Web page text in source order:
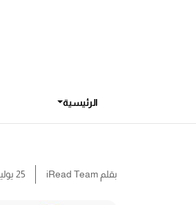
الرئيسية
بقلم iRead Team 25 يوليو، 2022